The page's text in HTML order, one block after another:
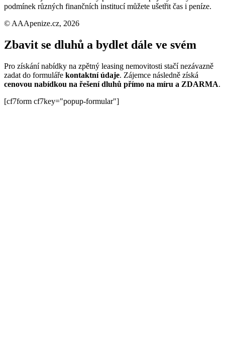
podmínek různých finančních institucí můžete ušetřit čas i peníze.
© AAApenize.cz, 2026
Zbavit se dluhů a bydlet dále ve svém
Pro získání nabídky na zpětný leasing nemovitosti stačí nezávazně
zadat do formuláře kontaktní údaje. Zájemce následně získá
cenovou nabídkou na řešení dluhů přímo na míru a ZDARMA.
[cf7form cf7key="popup-formular"]